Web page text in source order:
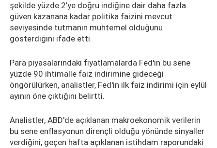
şekilde yüzde 2'ye doğru indiğine dair daha fazla
güven kazanana kadar politika faizini mevcut
seviyesinde tutmanın muhtemel olduğunu
gösterdiğini ifade etti.
Para piyasalarındaki fiyatlamalarda Fed'in bu sene
yüzde 90 ihtimalle faiz indirimine gideceği
öngörülürken, analistler, Fed'in ilk faiz indirimi için eylül
ayının öne çıktığını belirtti.
Analistler, ABD'de açıklanan makroekonomik verilerin
bu sene enflasyonun dirençli olduğu yönünde sinyaller
verdiğini, geçen hafta açıklanan istihdam raporundaki